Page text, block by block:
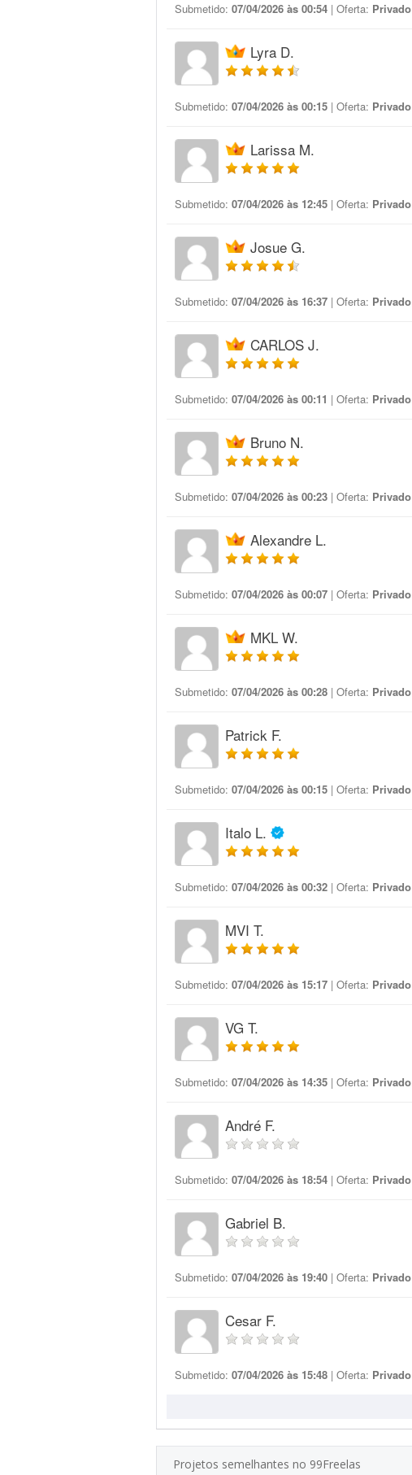
Submetido: 07/04/2026 às 00:54 | Oferta: Privado
Lyra D.
Submetido: 07/04/2026 às 00:15 | Oferta: Privado
Larissa M.
Submetido: 07/04/2026 às 12:45 | Oferta: Privado
Josue G.
Submetido: 07/04/2026 às 16:37 | Oferta: Privado
CARLOS J.
Submetido: 07/04/2026 às 00:11 | Oferta: Privado
Bruno N.
Submetido: 07/04/2026 às 00:23 | Oferta: Privado
Alexandre L.
Submetido: 07/04/2026 às 00:07 | Oferta: Privado
MKL W.
Submetido: 07/04/2026 às 00:28 | Oferta: Privado
Patrick F.
Submetido: 07/04/2026 às 00:15 | Oferta: Privado
Italo L.
Submetido: 07/04/2026 às 00:32 | Oferta: Privado
MVI T.
Submetido: 07/04/2026 às 15:17 | Oferta: Privado
VG T.
Submetido: 07/04/2026 às 14:35 | Oferta: Privado
André F.
Submetido: 07/04/2026 às 18:54 | Oferta: Privado
Gabriel B.
Submetido: 07/04/2026 às 19:40 | Oferta: Privado
Cesar F.
Submetido: 07/04/2026 às 15:48 | Oferta: Privado
Projetos semelhantes no 99Freelas